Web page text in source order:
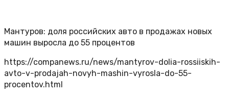
Мантуров: доля российских авто в продажах новых
машин выросла до 55 процентов
https://companews.ru/news/mantyrov-dolia-rossiiskih-
avto-v-prodajah-novyh-mashin-vyrosla-do-55-
procentov.html